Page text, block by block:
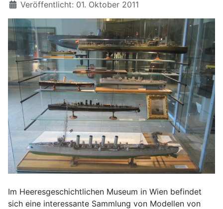
Details
Veröffentlicht: 01. Oktober 2011
Im Heeresgeschichtlichen Museum in Wien befindet
sich eine interessante Sammlung von Modellen von